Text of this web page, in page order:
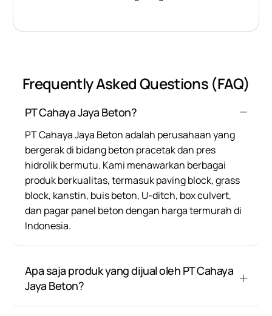
Frequently Asked Questions (FAQ)
PT Cahaya Jaya Beton?
PT Cahaya Jaya Beton adalah perusahaan yang
bergerak di bidang beton pracetak dan pres
hidrolik bermutu. Kami menawarkan berbagai
produk berkualitas, termasuk paving block, grass
block, kanstin, buis beton, U-ditch, box culvert,
dan pagar panel beton dengan harga termurah di
Indonesia.
Apa saja produk yang dijual oleh PT Cahaya
Jaya Beton?